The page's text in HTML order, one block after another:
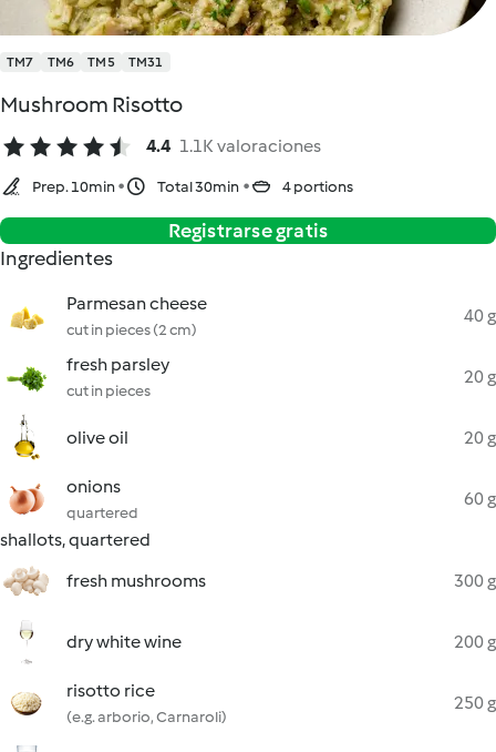
TM7 TM6 TM5 TM31
Mushroom Risotto
4.4 1.1K valoraciones
Prep. 10min Total 30min 4 portions
Registrarse gratis
Ingredientes
Parmesan cheese
cut in pieces (2 cm)
40 g
fresh parsley
cut in pieces
20 g
olive oil 20 g
onions
quartered
60 g
shallots, quartered
fresh mushrooms
300 g
dry white wine 200 g
risotto rice
(e.g. arborio, Carnaroli)
250 g